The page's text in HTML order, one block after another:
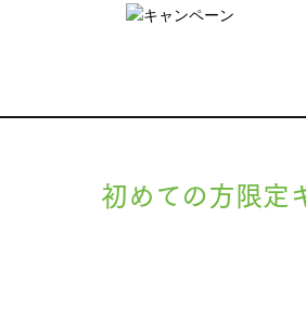
初めての方限定